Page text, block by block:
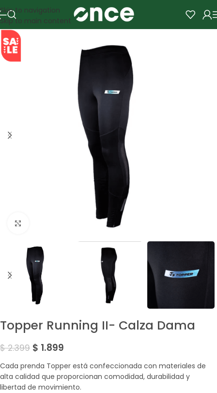
Skip to navigation
Skip to main content
SALE
Topper Running II- Calza Dama
$2.399 $ 1.899
Cada prenda Topper está confeccionada con materiales de
alta calidad que proporcionan comodidad, durabilidad y
libertad de movimiento.